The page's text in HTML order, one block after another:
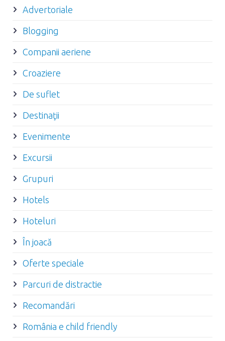
Advertoriale
Blogging
Companii aeriene
Croaziere
De suflet
Destinaţii
Evenimente
Excursii
Grupuri
Hotels
Hoteluri
În joacă
Oferte speciale
Parcuri de distractie
Recomandări
România e child friendly